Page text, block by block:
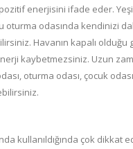
enerjisini ifade eder.
oturma odasında kendinizi
Havanın kapalı olduğu
kaybetmezsiniz. Uzun
oturma odası, çocuk
kullanıldığında çok dikkat